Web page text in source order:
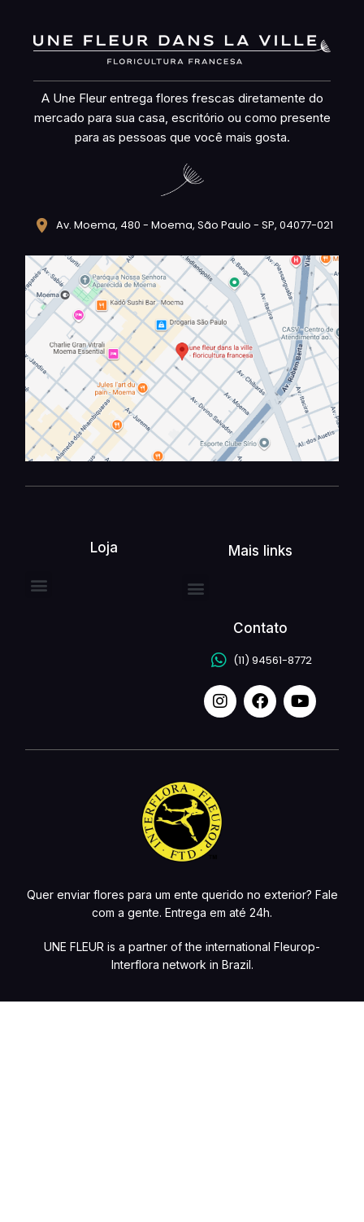
A Une Fleur entrega flores frescas diretamente do
mercado para sua casa, escritório ou como presente
para as pessoas que você mais gosta.
Av. Moema, 480 - Moema, São Paulo - SP, 04077-021
Loja Mais links
Contato
(11) 94561-8772
Quer enviar flores para um ente querido no exterior? Fale
com a gente. Entrega em até 24h.
UNE FLEUR is a partner of the international Fleurop-
Interflora network in Brazil.